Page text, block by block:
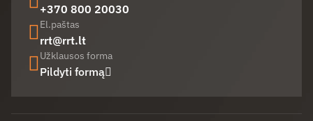
+370 800 20030
El.paštas
rrt@rrt.lt
Užklausos forma
Pildyti formą